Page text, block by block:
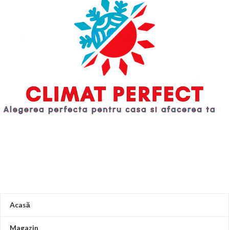
uniformă.Distributia cu aer pe
alimentare cu aer ajunge la 4m, înd
grade celsius si putere maxima de
incalzirea chiar si la -20 grade
celsius.Smart Air FlowDatorita
designului special al flapsului
debitul
Acasă
Magazin